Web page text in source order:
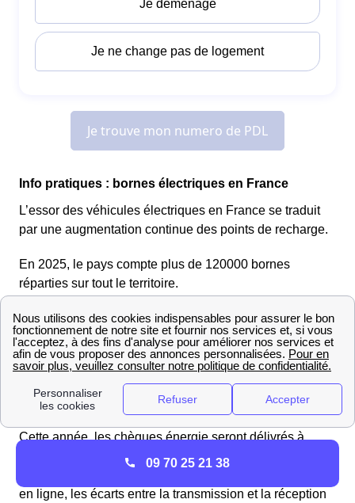
Info pratiques : bornes électriques en France
L’essor des véhicules électriques en France se traduit
par une augmentation continue des points de recharge.
En 2025, le pays compte plus de 120000 bornes
réparties sur tout le territoire.
EDF et Chèques Énergie 2025 : Ce que vous devez
savoir à Noyers-Sur-Cher
Les résidents de Noyers-Sur-Cher peuvent bénéficier
d'économies sur leurs dépenses énergétiques grâce au
chèque énergie.
Cette année, les chèques énergie seront délivrés à
l'adresse des bénéficiaires 25 avril 2024. La
en ligne, les écarts entre la transmission et la réception
09 70 25 21 38